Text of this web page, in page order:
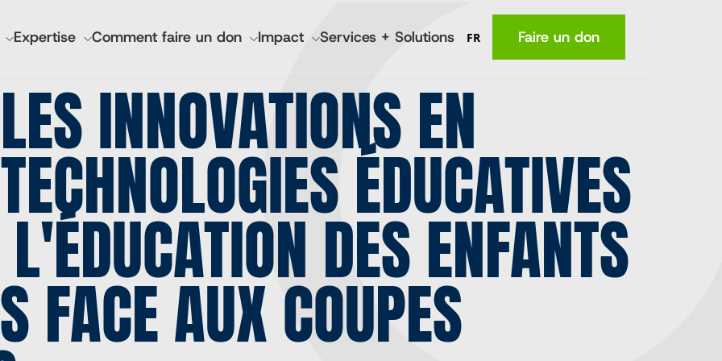
et rapports annuels
Santé mondiale de l'IMA
Lutheran World Relief (en anglais)
CGA Technologies
Investissement de base
Marques des marchés fermiers
Cadasta
La nutrition
Santé
Connaissances
Revenus
Expertise Comment faire un don Impact Services + Solutions FR Faire un don
INNOVATIONS EN
ÉDUCATIVES
DES ENFANTS
FACE AUX COUPES